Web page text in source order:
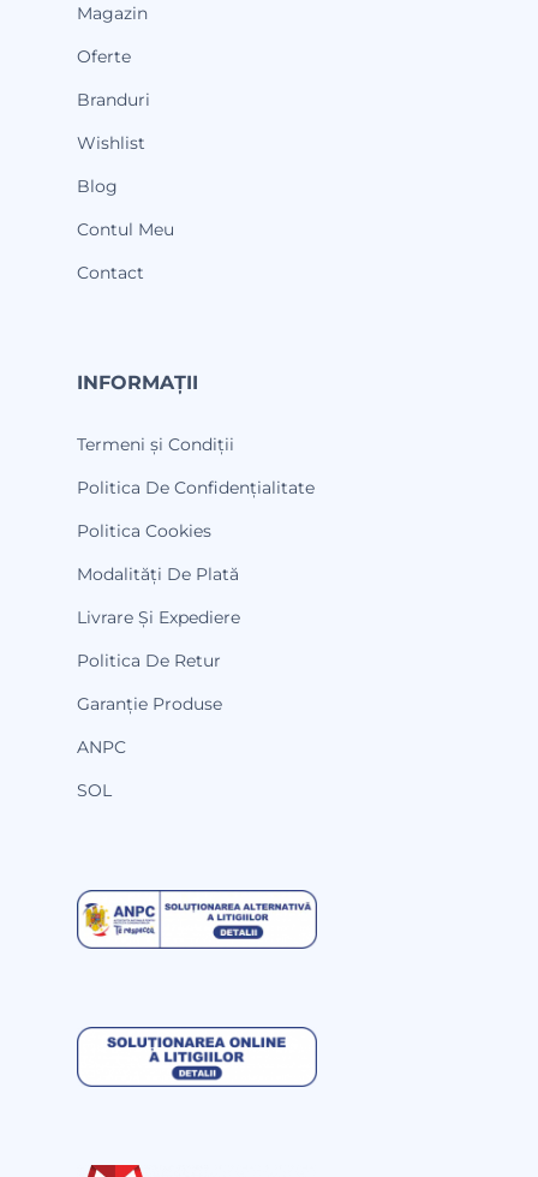
Magazin
Oferte
Branduri
Wishlist
Blog
Contul Meu
Contact
INFORMAȚII
Termeni și Condiții
Politica De Confidențialitate
Politica Cookies
Modalități De Plată
Livrare Și Expediere
Politica De Retur
Garanție Produse
ANPC
SOL